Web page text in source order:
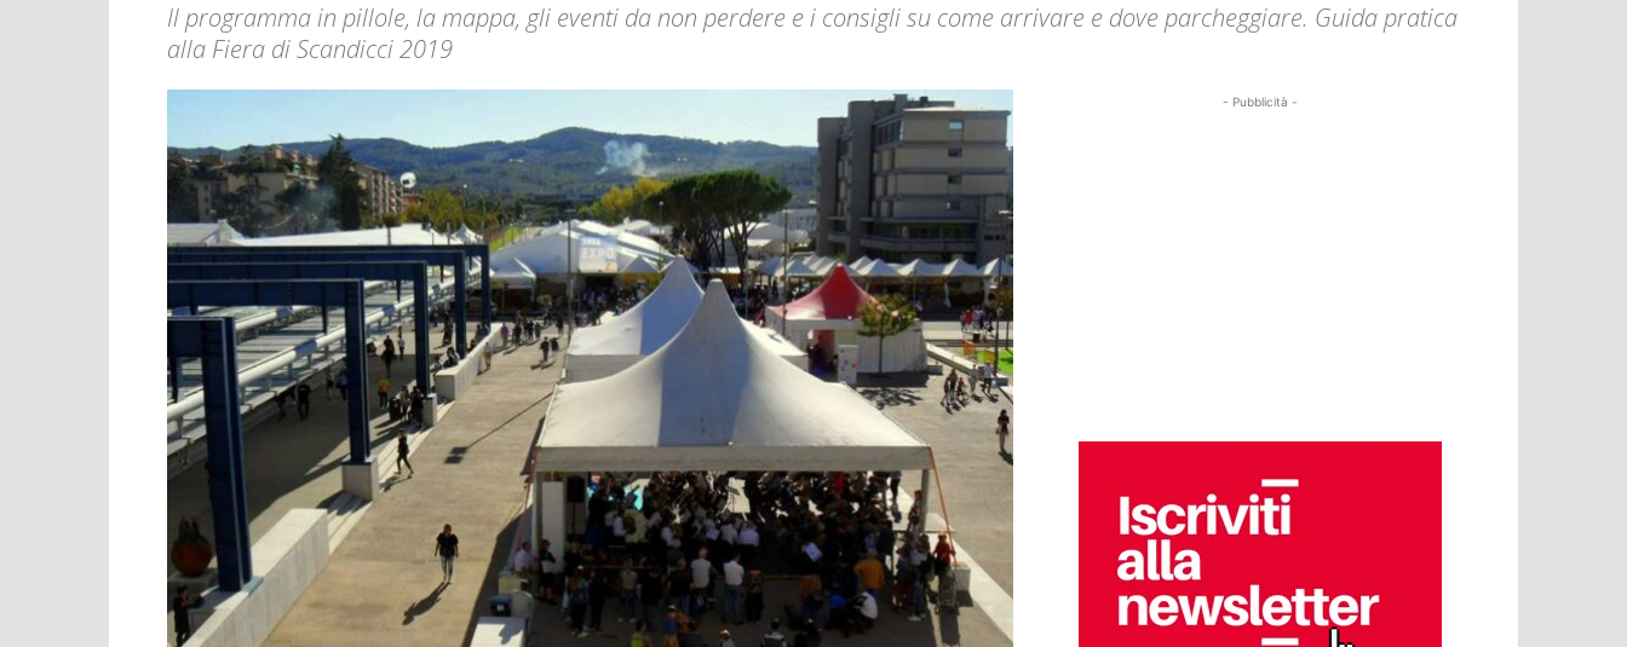
Il programma in pillole, la mappa, gli eventi da non perdere e i consigli su come arrivare e dove parcheggiare. Guida pratica
alla Fiera di Scandicci 2019
- Pubblicità -